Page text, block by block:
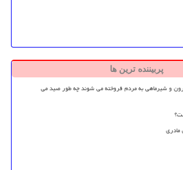
پربیننده ترین ها
و شیرماهی به مردم فروخته می شوند چه طور صید می